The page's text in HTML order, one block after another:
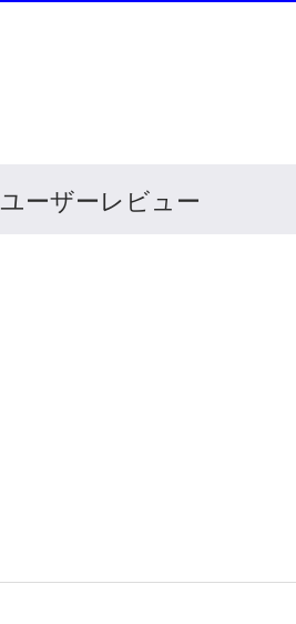
ユーザーレビュー